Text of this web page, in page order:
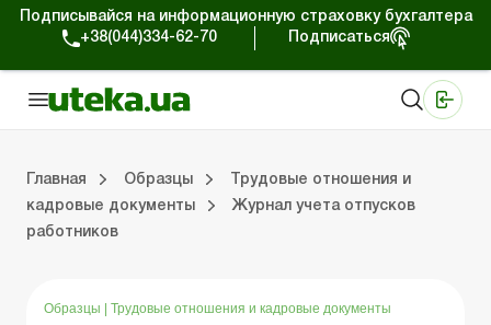
Подписывайся на информационную страховку бухгалтера
+38(044)334-62-70
Подписаться
Главная Образцы
Трудовые отношения и
кадровые документы
Журнал учета отпусков
работников
Образцы Трудовые отношения и кадровые документы